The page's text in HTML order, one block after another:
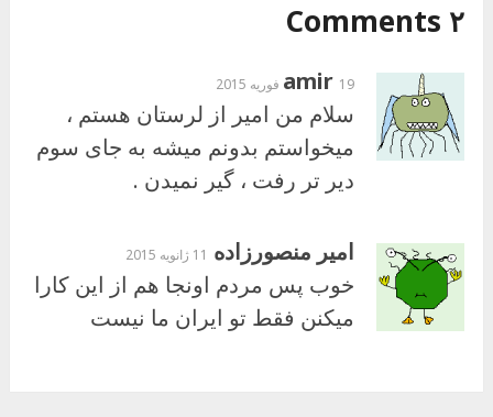
۲ Comments
amir 19 فوریه 2015
سلام من امیر از لرستان هستم ،
میخواستم بدونم میشه به جای سوم
دیر تر رفت ، گیر نمیدن .
امیر منصورزاده 11 ژانویه 2015
خوب پس مردم اونجا هم از این کارا
میکنن فقط تو ایران ما نیست